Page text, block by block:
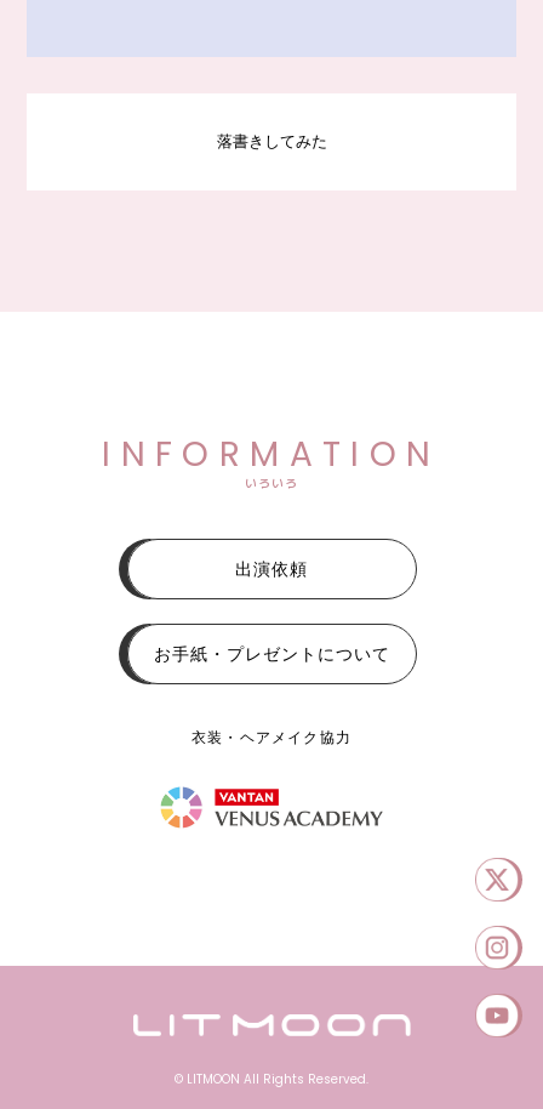
落書きしてみた
INFORMATION
いろいろ
出演依頼
お手紙・プレゼントについて
衣装・ヘアメイク協力
© LITMOON All Rights Reserved.